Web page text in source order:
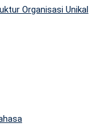
Organisasi Unikal